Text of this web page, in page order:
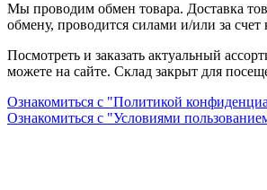
Мы проводим обмен товара. Доставка
обмену, проводится силами и/или за счет
Посмотреть и заказать актуальный
можете на сайте. Склад закрыт для
Ознакомиться с "Политикой
Ознакомиться с "Условиями